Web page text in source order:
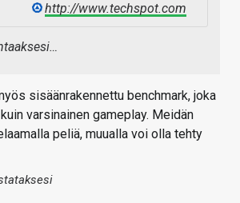
http://www.techspot.com
sisäänrakennettu benchmark, joka
varsinainen gameplay. Meidän
peliä, muualla voi olla tehty